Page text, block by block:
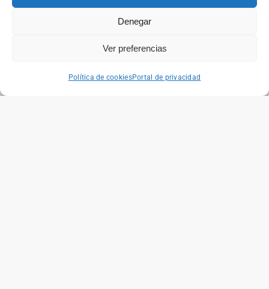
Denegar
Ver preferencias
Política de cookiesPortal de privacidad